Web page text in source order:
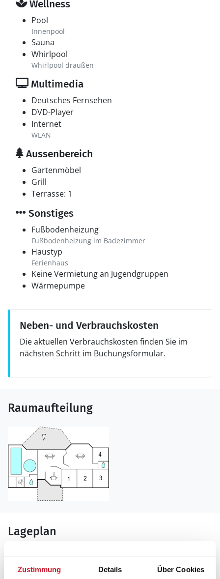
Zustimmung Details Über Cookies
Wellness
Pool
Innenpool
Sauna
Whirlpool
Whirlpool draußen
Multimedia
Deutsches Fernsehen
DVD-Player
Internet
WLAN
Aussenbereich
Gartenmöbel
Grill
Terrasse: 1
Sonstiges
Fußbodenheizung
Fußbodenheizung im Badezimmer
Haustyp
Ferienhaus
Keine Vermietung an Jugendgruppen
Wärmepumpe
Neben- und Verbrauchskosten
Die aktuellen Verbrauchskosten finden Sie im
nächsten Schritt im Buchungsformular.
Raumaufteilung
Lageplan
Adresse
Ferienhaus P32544